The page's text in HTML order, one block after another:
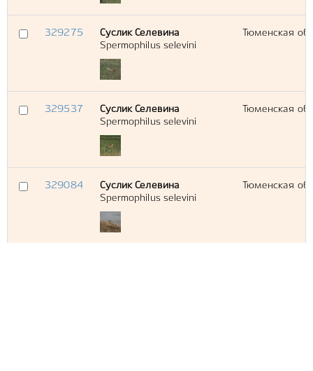
329275
Суслик Селевина
Spermophilus selevini
Тюменская
329537
Суслик Селевина
Spermophilus selevini
Тюменская
329084
Суслик Селевина
Spermophilus selevini
Тюменская